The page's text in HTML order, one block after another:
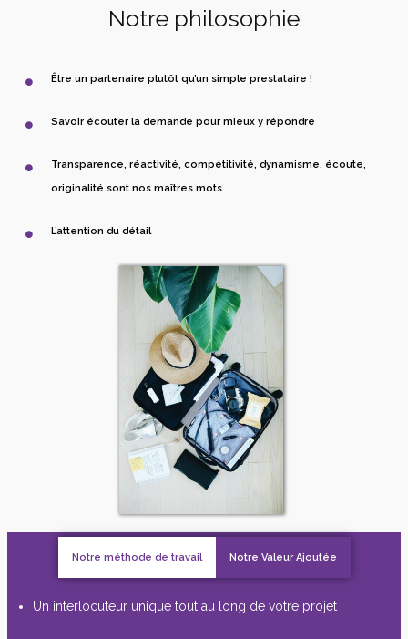
Notre philosophie
Être un partenaire plutôt qu’un simple prestataire !
Savoir écouter la demande pour mieux y répondre
Transparence, réactivité, compétitivité, dynamisme, écoute,
originalité sont nos maîtres mots
L’attention du détail
Notre méthode de travail Notre Valeur Ajoutée
Un interlocuteur unique tout au long de votre projet